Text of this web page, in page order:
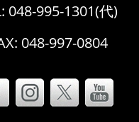
048-995-1301(代)
048-997-0804